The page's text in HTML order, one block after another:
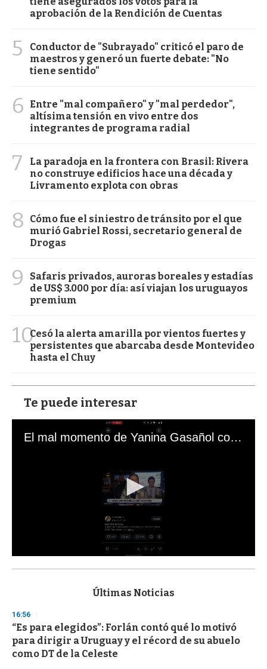
aprobación de la Rendición de Cuentas
5
Conductor de "Subrayado" criticó el paro de
maestros y generó un fuerte debate: "No
tiene sentido"
6
Entre "mal compañero" y "mal perdedor",
altísima tensión en vivo entre dos
integrantes de programa radial
7
La paradoja en la frontera con Brasil: Rivera
no construye edificios hace una década y
Livramento explota con obras
8
Cómo fue el siniestro de tránsito por el que
murió Gabriel Rossi, secretario general de
Drogas
9
Safaris privados, auroras boreales y estadías
de US$ 3.000 por día: así viajan los uruguayos
premium
10Cesó la alerta amarilla por vientos fuertes y
persistentes que abarcaba desde Montevideo
hasta el Chuy
Te puede interesar
El mal momento de Yanina Gasañol con un hincha argentino en "Subrayado"
s
d
s
o
f
3
Últimas Noticias
16:56
“Es para elegidos”: Forlán contó qué lo motivó
para dirigir a Uruguay y el récord de su abuelo
como DT de la Celeste